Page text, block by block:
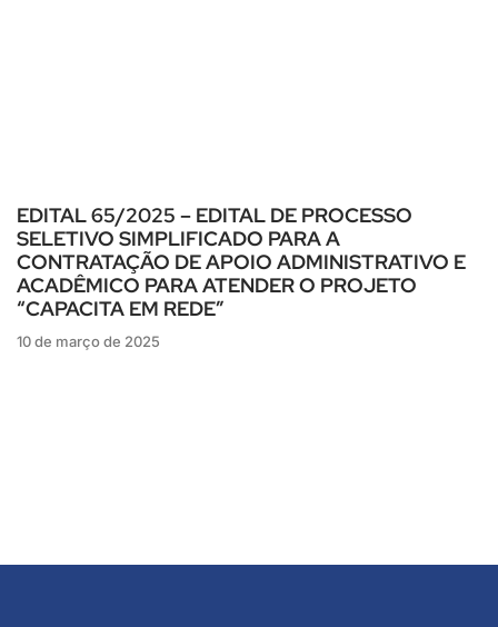
EDITAL 65/2025 – EDITAL DE PROCESSO
SELETIVO SIMPLIFICADO PARA A
CONTRATAÇÃO DE APOIO ADMINISTRATIVO E
ACADÊMICO PARA ATENDER O PROJETO
“CAPACITA EM REDE”
10 de março de 2025